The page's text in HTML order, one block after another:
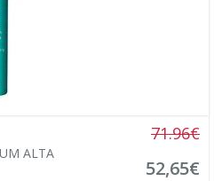
ALTA
71.96€
52,65€